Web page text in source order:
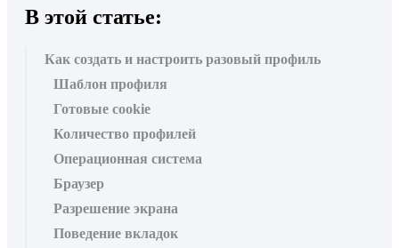
В этой статье:
Как создать и настроить разовый профиль
Шаблон профиля
Готовые cookie
Количество профилей
Операционная система
Браузер
Разрешение экрана
Поведение вкладок